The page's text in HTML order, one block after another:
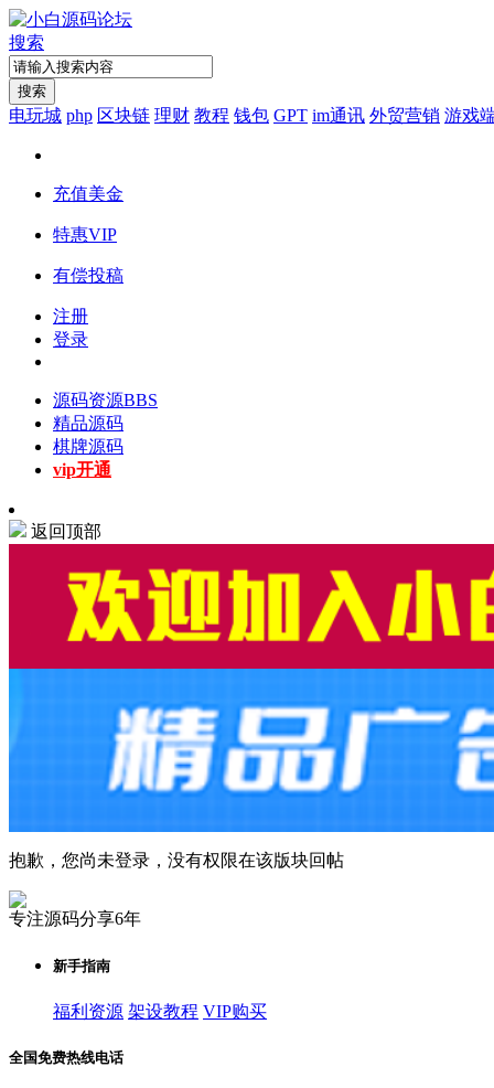
搜索
搜索
电玩城 php 区块链 理财 教程 钱包 GPT im通讯 外贸营销 游戏
充值美金
特惠VIP
有偿投稿
注册
登录
源码资源BBS
精品源码
棋牌源码
vip开通
返回顶部
抱歉，您尚未登录，没有权限在该版块回帖
专注源码分享6年
新手指南
福利资源 架设教程 VIP购买
全国免费热线电话